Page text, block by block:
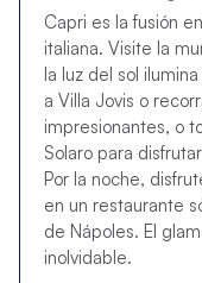
Capri es la fusión
italiana. Visite la
la luz del sol
a Villa Jovis o
impresionantes, o
Solaro para
Por la noche,
en un restaurante
de Nápoles. El
inolvidable.